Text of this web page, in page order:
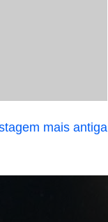
mais antiga